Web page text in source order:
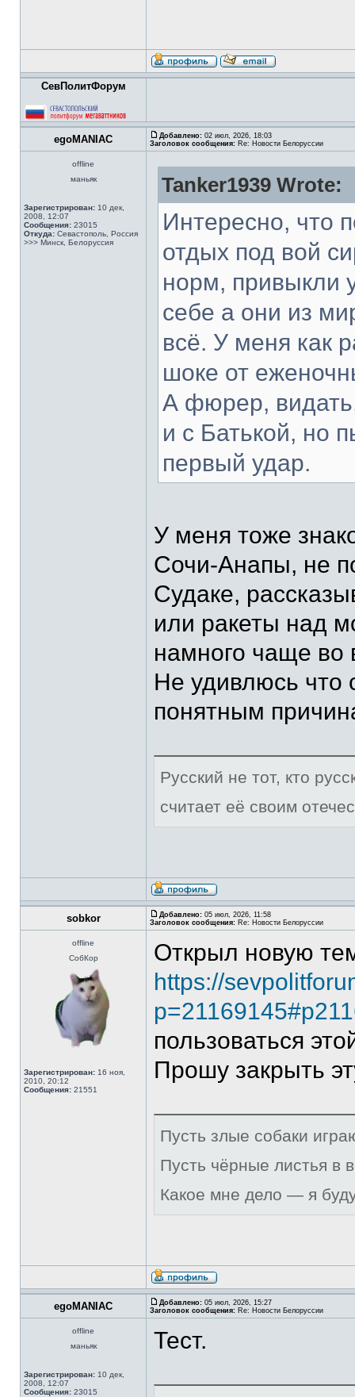
СевПолитФорум
egoMANIAC Добавлено: 02 июл, 2026, 18:03
Заголовок сообщения: Re: Новости Белоруссии
offline
маньяк
Зарегистрирован: 10 дек,
2008, 12:07
Сообщения: 23015
Откуда: Севастополь, Россия
>>> Минск, Белоруссия
Tanker1939 Wrote:
Интересно, что
отдых под вой
норм, привыкли
себе а они из
всё. У меня как
шоке от
А фюрер,
и с Батькой, но
первый удар.
У меня тоже
Сочи-Анапы, не
Судаке,
или ракеты над
намного чаще во
Не удивлюсь что
понятным
Русский не тот, кто
считает её своим
sobkor Добавлено: 05 июл, 2026, 11:58
Заголовок сообщения: Re: Новости Белоруссии
offline
СобКор
Зарегистрирован: 16 ноя,
2010, 20:12
Сообщения: 21551
Открыл новую
https://
пользоваться
Прошу закрыть
Пусть злые собаки
Пусть чёрные листья в
Какое мне дело — я
egoMANIAC Добавлено: 05 июл, 2026, 15:27
Заголовок сообщения: Re: Новости Белоруссии
offline
маньяк
Зарегистрирован: 10 дек,
2008, 12:07
Сообщения: 23015
Тест.